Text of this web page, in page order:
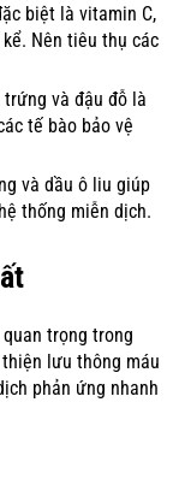
biệt là vitamin C,
Nên tiêu thụ các
và đậu đỗ là
tế bào bảo vệ
và dầu ô liu giúp
thống miễn dịch.
trọng trong
lưu thông máu
phản ứng nhanh